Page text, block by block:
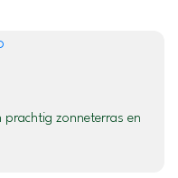
prachtig zonneterras en